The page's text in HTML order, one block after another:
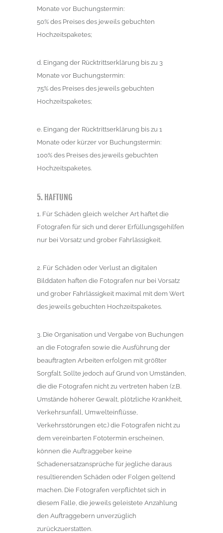
Monate vor Buchungstermin:
50% des Preises des jeweils gebuchten
Hochzeitspaketes;
d. Eingang der Rücktrittserklärung bis zu 3
Monate vor Buchungstermin:
75% des Preises des jeweils gebuchten
Hochzeitspaketes;
e. Eingang der Rücktrittserklärung bis zu 1
Monate oder kürzer vor Buchungstermin:
100% des Preises des jeweils gebuchten
Hochzeitspaketes.
5. HAFTUNG
1. Für Schäden gleich welcher Art haftet die
Fotografen für sich und derer Erfüllungsgehilfen
nur bei Vorsatz und grober Fahrlässigkeit.
2. Für Schäden oder Verlust an digitalen
Bilddaten haften die Fotografen nur bei Vorsatz
und grober Fahrlässigkeit maximal mit dem Wert
des jeweils gebuchten Hochzeitspaketes.
3. Die Organisation und Vergabe von Buchungen
an die Fotografen sowie die Ausführung der
beauftragten Arbeiten erfolgen mit größter
Sorgfalt. Sollte jedoch auf Grund von Umständen,
die die Fotografen nicht zu vertreten haben (z.B.
Umstände höherer Gewalt, plötzliche Krankheit,
Verkehrsunfall, Umwelteinflüsse,
Verkehrsstörungen etc.) die Fotografen nicht zu
dem vereinbarten Fototermin erscheinen,
können die Auftraggeber keine
Schadenersatzansprüche für jegliche daraus
resultierenden Schäden oder Folgen geltend
machen. Die Fotografen verpflichtet sich in
diesem Falle, die jeweils geleistete Anzahlung
den Auftraggebern unverzüglich
zurückzuerstatten.